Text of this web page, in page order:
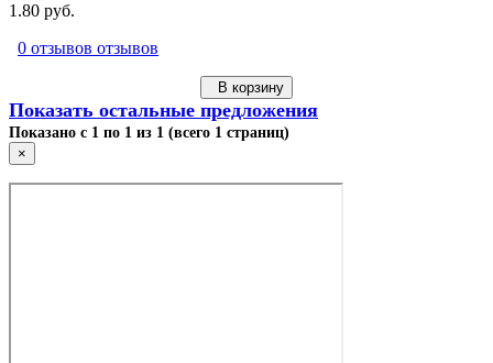
1.80 руб.
0 отзывов отзывов
В корзину
Показать остальные предложения
Показано с 1 по 1 из 1 (всего 1 страниц)
×